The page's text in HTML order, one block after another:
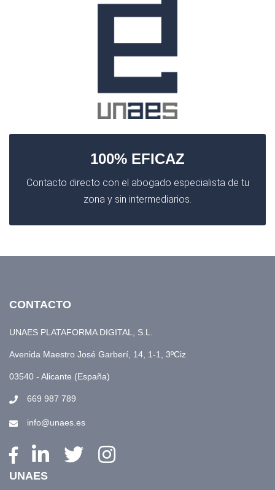
100% EFICAZ
Contacto directo con el abogado especialista de tu
zona y sin intermediarios.
CONTACTO
UNAES PLATAFORMA DIGITAL, S.L.
Avenida Maestro José Garberí, 14, 1-1, 3ºCiz
03540 - Alicante (España)
669 987 789
info@unaes.es
UNAES